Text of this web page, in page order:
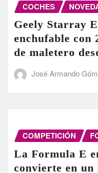
COCHES
Geely Starray
enchufable con
de maletero
José Armando
COMPETICIÓN
La Formula E
convierte en